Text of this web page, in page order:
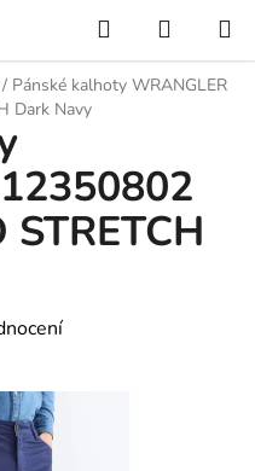
Hledat
KOŠÍK
/ Pánské kalhoty WRANGLER
Dark Navy
STRETCH